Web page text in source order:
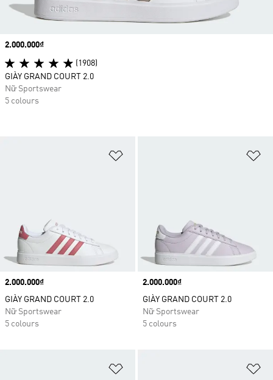
Price
2.000.000₫
GIÀY GRAND COURT 2.0
Nữ Sportswear
5 colours
Price
2.000.000₫
GIÀY GRAND COURT 2.0
Nữ Sportswear
5 colours
Price
2.000.000₫
(1908)
GIÀY GRAND COURT 2.0
Nữ Sportswear
5 colours